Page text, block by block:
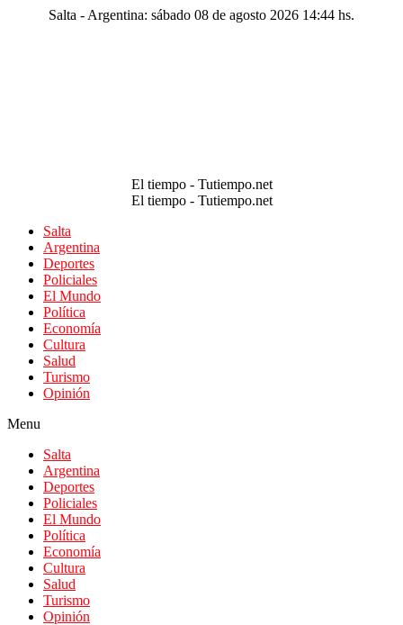
Salta - Argentina: sábado 08 de agosto 2026 14:44 hs.
El tiempo - Tutiempo.net
El tiempo - Tutiempo.net
Salta
Argentina
Deportes
Policiales
El Mundo
Política
Economía
Cultura
Salud
Turismo
Opinión
Menu
Salta
Argentina
Deportes
Policiales
El Mundo
Política
Economía
Cultura
Salud
Turismo
Opinión